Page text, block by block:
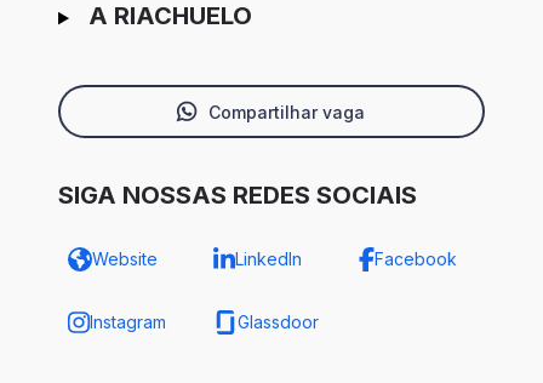
A RIACHUELO
Compartilhar vaga
SIGA NOSSAS REDES SOCIAIS
Website LinkedIn Facebook
Instagram Glassdoor